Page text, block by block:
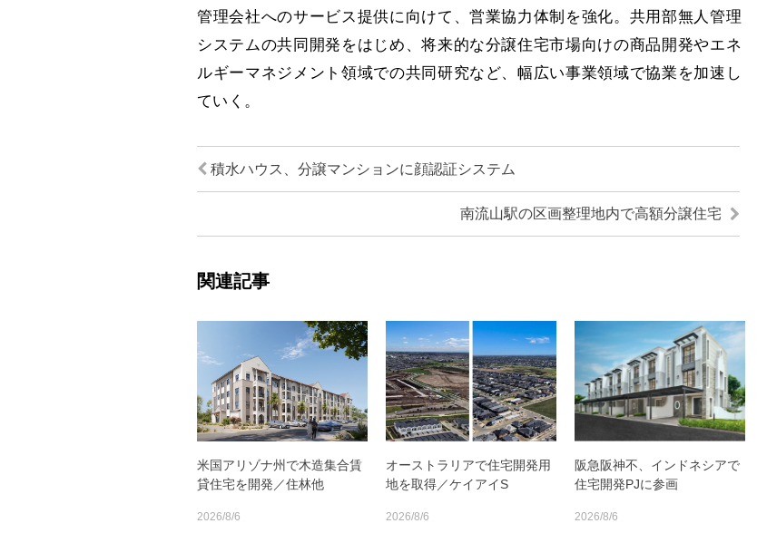
管理会社へのサービス提供に向けて、営業協力体制を強化。共用部無人管理
システムの共同開発をはじめ、将来的な分譲住宅市場向けの商品開発やエネ
ルギーマネジメント領域での共同研究など、幅広い事業領域で協業を加速し
ていく。
積水ハウス、分譲マンションに顔認証システム
南流山駅の区画整理地内で高額分譲住宅
関連記事
米国アリゾナ州で木造集合賃
貸住宅を開発／住林他
2026/8/6
オーストラリアで住宅開発用
地を取得／ケイアイS
2026/8/6
阪急阪神不、インドネシアで
住宅開発PJに参画
2026/8/6